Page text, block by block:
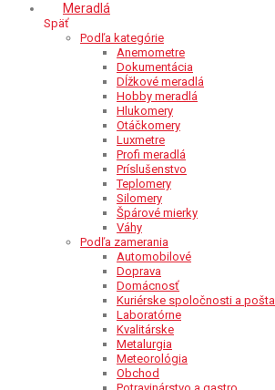
Meradlá
Späť
Podľa kategórie
Anemometre
Dokumentácia
Dĺžkové meradlá
Hobby meradlá
Hlukomery
Otáčkomery
Luxmetre
Profi meradlá
Príslušenstvo
Teplomery
Silomery
Špárové mierky
Váhy
Podľa zamerania
Automobilové
Doprava
Domácnosť
Kuriérske spoločnosti a pošta
Laboratórne
Kvalitárske
Metalurgia
Meteorológia
Obchod